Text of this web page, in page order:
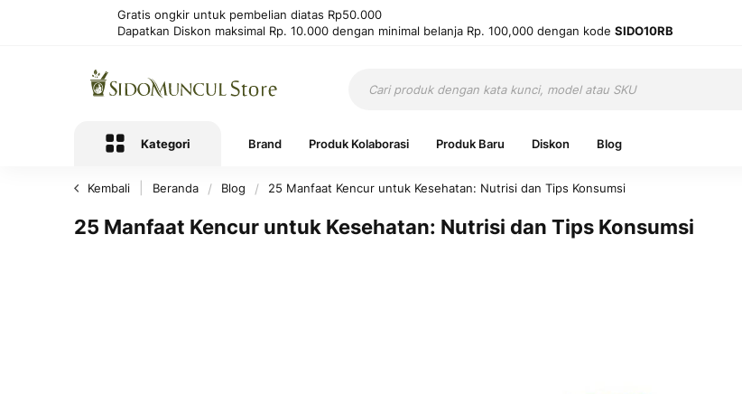
Gratis ongkir untuk pembelian diatas Rp50.000
Dapatkan Diskon maksimal Rp. 10.000 dengan minimal belanja Rp. 100,000 dengan kode SIDO10RB
Kategori Brand Produk Kolaborasi Produk Baru Diskon Blog
Kembali Beranda Blog 25 Manfaat Kencur untuk Kesehatan: Nutrisi dan Tips Konsumsi
25 Manfaat Kencur untuk Kesehatan: Nutrisi dan Tips Konsumsi